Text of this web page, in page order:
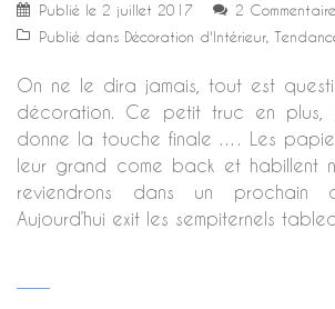
Publié le 2 juillet 2017
2
Publié dans Décoration d'Intérieur,
On ne le dira jamais, tout est
décoration. Ce petit truc en plus,
donne la touche finale …. Les
leur grand come back et habillent
reviendrons dans un prochain
Aujourd’hui exit les sempiternels